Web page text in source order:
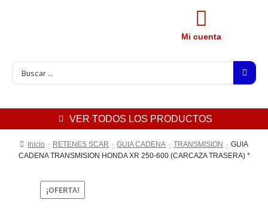
Mi cuenta
VER TODOS LOS PRODUCTOS
Inicio RETENES SCAR GUIA CADENA TRANSMISION
GUIA
CADENA TRANSMISION HONDA XR 250-600 (CARCAZA TRASERA) *
¡OFERTA!